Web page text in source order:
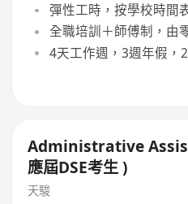
彈性工時，按學校時間
全職培訓＋師傅制，由
4天工作週，3週年假，
Administrative
應屆DSE考生 )
天駿